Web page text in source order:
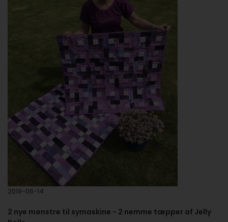
2019-06-14
2 nye mønstre til symaskine - 2 nemme tæpper af Jelly